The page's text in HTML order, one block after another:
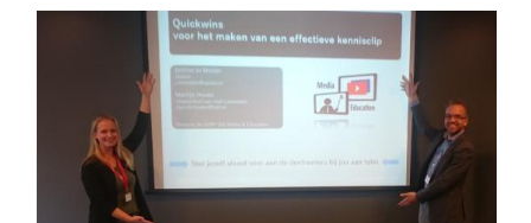
jantinemartijn.jpg